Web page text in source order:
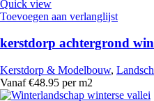
Quick view
Toevoegen aan verlanglijst
kerstdorp achtergrond
Kerstdorp & Modelbouw,
Vanaf €48.95 per m2